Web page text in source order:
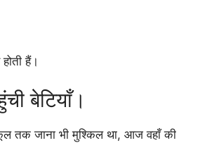
हैं।
बेटियाँ।
तक जाना भी मुश्किल था, आज वहाँ की